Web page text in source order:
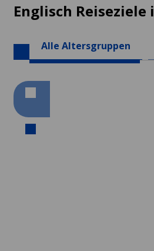
Englisch
Alle Altersgruppen